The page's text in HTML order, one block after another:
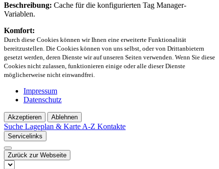
Beschreibung: Cache für die konfigurierten Tag Manager-
Variablen.
Komfort:
Durch diese Cookies können wir Ihnen eine erweiterte Funktionalität
bereitzustellen. Die Cookies können von uns selbst, oder von Drittanbietern
gesetzt werden, deren Dienste wir auf unseren Seiten verwenden. Wenn Sie diese
Cookies nicht zulassen, funktionieren einige oder alle dieser Dienste
möglicherweise nicht einwandfrei.
Impressum
Datenschutz
Akzeptieren Ablehnen
Suche Lageplan & Karte A-Z Kontakte
Servicelinks
Zurück zur Webseite